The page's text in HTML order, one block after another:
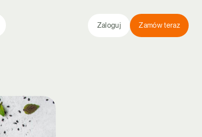
Zaloguj Zamów teraz